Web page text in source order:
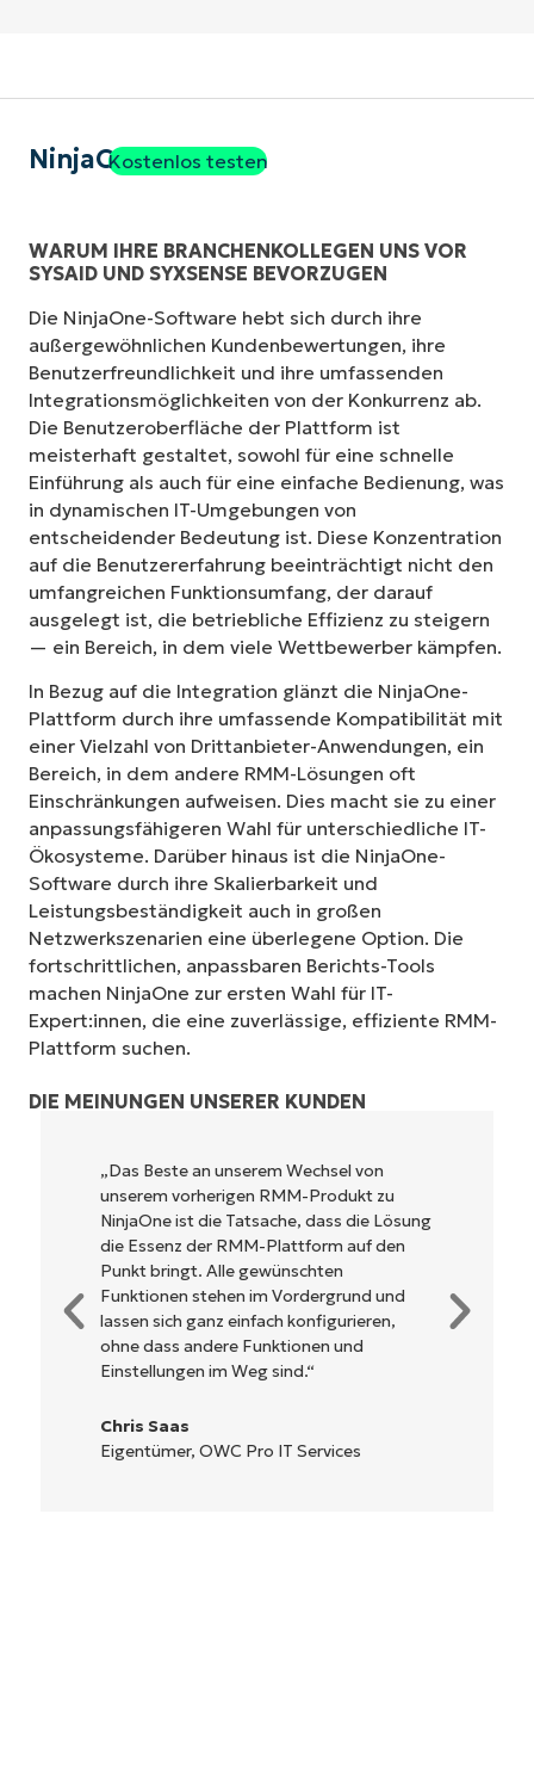
NinjaOneKostenlos testen
WARUM IHRE BRANCHENKOLLEGEN UNS VOR
SYSAID UND SYXSENSE BEVORZUGEN
Die NinjaOne-Software hebt sich durch ihre
außergewöhnlichen Kundenbewertungen, ihre
Benutzerfreundlichkeit und ihre umfassenden
Integrationsmöglichkeiten von der Konkurrenz ab.
Die Benutzeroberfläche der Plattform ist
meisterhaft gestaltet, sowohl für eine schnelle
Einführung als auch für eine einfache Bedienung, was
in dynamischen IT-Umgebungen von
entscheidender Bedeutung ist. Diese Konzentration
auf die Benutzererfahrung beeinträchtigt nicht den
umfangreichen Funktionsumfang, der darauf
ausgelegt ist, die betriebliche Effizienz zu steigern
— ein Bereich, in dem viele Wettbewerber kämpfen.
In Bezug auf die Integration glänzt die NinjaOne-
Plattform durch ihre umfassende Kompatibilität mit
einer Vielzahl von Drittanbieter-Anwendungen, ein
Bereich, in dem andere RMM-Lösungen oft
Einschränkungen aufweisen. Dies macht sie zu einer
anpassungsfähigeren Wahl für unterschiedliche IT-
Ökosysteme. Darüber hinaus ist die NinjaOne-
Software durch ihre Skalierbarkeit und
Leistungsbeständigkeit auch in großen
Netzwerkszenarien eine überlegene Option. Die
fortschrittlichen, anpassbaren Berichts-Tools
machen NinjaOne zur ersten Wahl für IT-
Expert:innen, die eine zuverlässige, effiziente RMM-
Plattform suchen.
DIE MEINUNGEN UNSERER KUNDEN
„Das Beste an unserem Wechsel von
unserem vorherigen RMM-Produkt zu
NinjaOne ist die Tatsache, dass die Lösung
die Essenz der RMM-Plattform auf den
Punkt bringt. Alle gewünschten
Funktionen stehen im Vordergrund und
lassen sich ganz einfach konfigurieren,
ohne dass andere Funktionen und
Einstellungen im Weg sind.“
Chris Saas
Eigentümer, OWC Pro IT Services
Starten Sie Ihre 14-tägige
Testversion
Keine Kreditkarte erforderlich, voller Zugriff auf
alle Funktionen